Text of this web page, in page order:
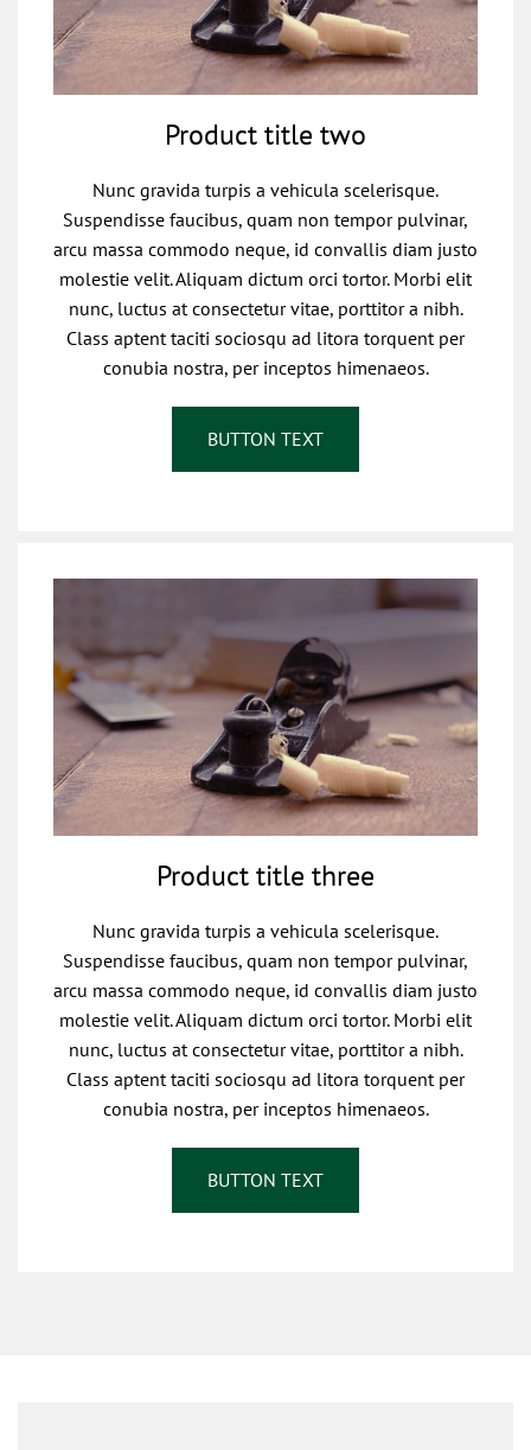
Product title two
Nunc gravida turpis a vehicula scelerisque.
Suspendisse faucibus, quam non tempor pulvinar,
arcu massa commodo neque, id convallis diam justo
molestie velit. Aliquam dictum orci tortor. Morbi elit
nunc, luctus at consectetur vitae, porttitor a nibh.
Class aptent taciti sociosqu ad litora torquent per
conubia nostra, per inceptos himenaeos.
BUTTON TEXT
Product title three
Nunc gravida turpis a vehicula scelerisque.
Suspendisse faucibus, quam non tempor pulvinar,
arcu massa commodo neque, id convallis diam justo
molestie velit. Aliquam dictum orci tortor. Morbi elit
nunc, luctus at consectetur vitae, porttitor a nibh.
Class aptent taciti sociosqu ad litora torquent per
conubia nostra, per inceptos himenaeos.
BUTTON TEXT